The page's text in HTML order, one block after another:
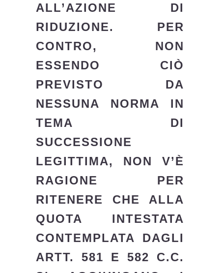
ALL’AZIONE DI
RIDUZIONE. PER
CONTRO, NON
ESSENDO CIÒ
PREVISTO DA
NESSUNA NORMA IN
TEMA DI
SUCCESSIONE
LEGITTIMA, NON V’È
RAGIONE PER
RITENERE CHE ALLA
QUOTA INTESTATA
CONTEMPLATA DAGLI
ARTT. 581 E 582 C.C.